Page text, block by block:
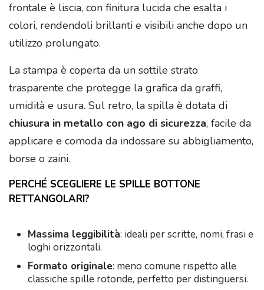
frontale è liscia, con finitura lucida che esalta i
colori, rendendoli brillanti e visibili anche dopo un
utilizzo prolungato.
La stampa è coperta da un sottile strato
trasparente che protegge la grafica da graffi,
umidità e usura. Sul retro, la spilla è dotata di
chiusura in metallo con ago di sicurezza, facile da
applicare e comoda da indossare su abbigliamento,
borse o zaini.
PERCHÉ SCEGLIERE LE SPILLE BOTTONE
RETTANGOLARI?
Massima leggibilità: ideali per scritte, nomi, frasi e
loghi orizzontali.
Formato originale: meno comune rispetto alle
classiche spille rotonde, perfetto per distinguersi.